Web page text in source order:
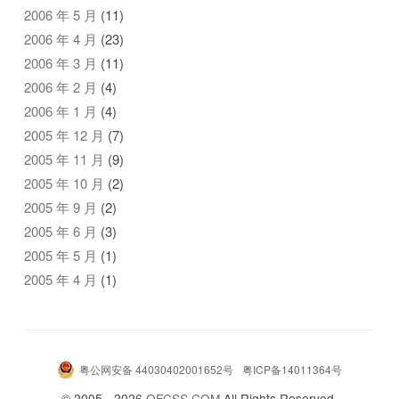
2006 年 5 月 (11)
2006 年 4 月 (23)
2006 年 3 月 (11)
2006 年 2 月 (4)
2006 年 1 月 (4)
2005 年 12 月 (7)
2005 年 11 月 (9)
2005 年 10 月 (2)
2005 年 9 月 (2)
2005 年 6 月 (3)
2005 年 5 月 (1)
2005 年 4 月 (1)
粤公网安备 44030402001652号 粤ICP备14011364号